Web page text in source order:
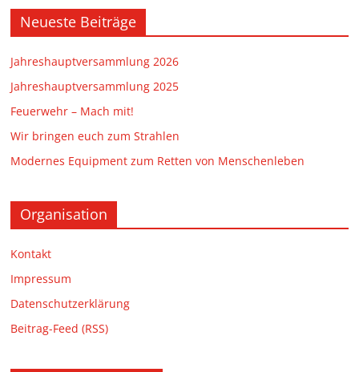
Neueste Beiträge
Jahreshauptversammlung 2026
Jahreshauptversammlung 2025
Feuerwehr – Mach mit!
Wir bringen euch zum Strahlen
Modernes Equipment zum Retten von Menschenleben
Organisation
Kontakt
Impressum
Datenschutzerklärung
Beitrag-Feed (RSS)